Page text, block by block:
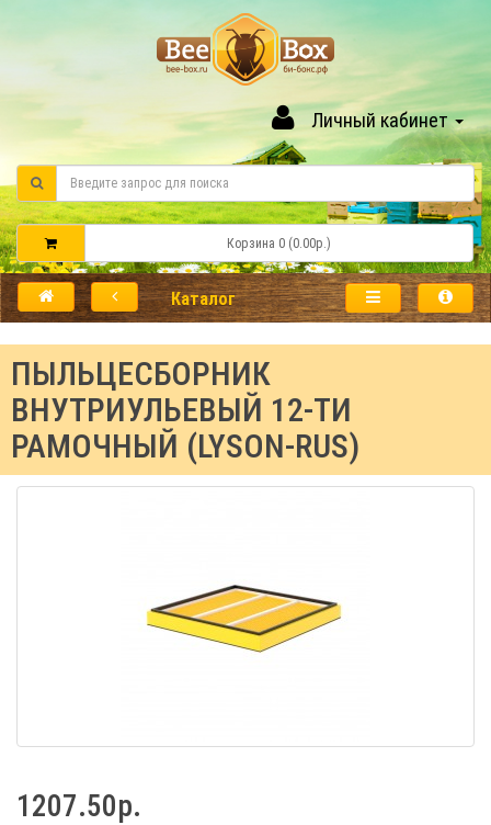
Личный кабинет
Корзина 0 (0.00р.)
Каталог
ПЫЛЬЦЕСБОРНИК
ВНУТРИУЛЬЕВЫЙ 12-ТИ
РАМОЧНЫЙ (LYSON-RUS)
1207.50р.